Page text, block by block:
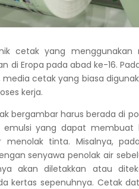
cetak yang menggunakan
di Eropa pada abad ke-16.
cetak yang biasa
kerja.
bergambar harus berada di
yang dapat membuat
tinta. Misalnya,
senyawa penolak air
akan diletakkan atau
kertas sepenuhnya. Cetak